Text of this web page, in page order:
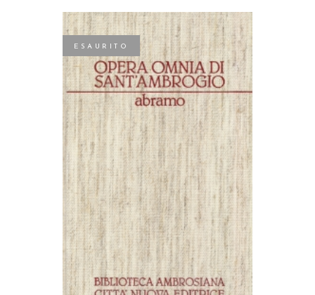
ESAURITO
LEGGI TUTTO